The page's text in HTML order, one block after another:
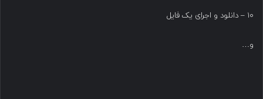
۱۰ – دانلود و اجرای یک فایل
و…